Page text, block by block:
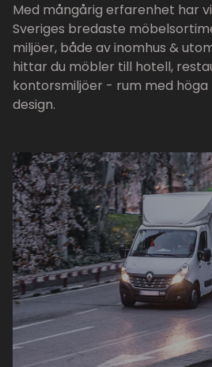
Med mångårig erfarenhet har
Sveriges bredaste
miljöer, både av inomhus &
hittar du möbler till hotell,
kontorsmiljöer - rum med
design.